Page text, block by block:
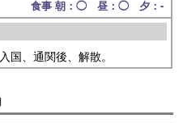
食事 朝：◯ 昼：◯ 夕：-
国、通関後、解散。